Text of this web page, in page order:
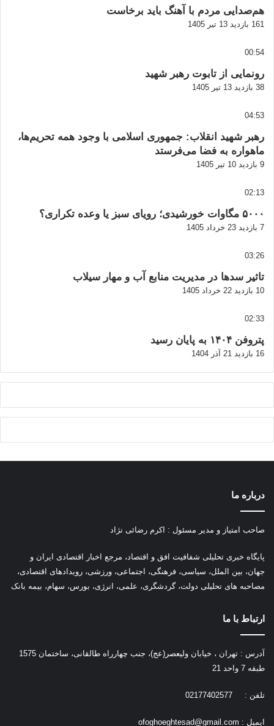
هم‌صدایی مردم با آهنگ باید برخاست
161 بازدید 13 تیر 1405
00:54
رونمایی از تابوت رهبر شهید
38 بازدید 13 تیر 1405
04:53
رهبر شهید انقلاب: جمهوری اسلامی با وجود همه تحریم‌ها،
ماهواره به فضا می‌فرستد
9 بازدید 10 تیر 1405
02:13
۵۰۰۰ مگاوات خورشیدی؛ رویای سبز یا وعده تکراری؟
7 بازدید 23 خرداد 1405
03:26
تاثیر سدها در مدیریت منابع آب و مهار سیلاب
10 بازدید 22 خرداد 1405
02:33
پتروفن ۱۴۰۴ به پایان رسید
16 بازدید 21 آذر 1404
درباره ما
صاحب امتیاز و مدیر مسئول : اکرم رضائی نژاد
پایگاه خبری تحلیلی شفافیت افق و اقتصاد، مرجع اخبار اقتصادی ایران و
جهان، بین الملل، سیاسی، فرهنگی، اجتماعی، ورزشی، رویدادهای اقتصادی،
مصاحبه های تحلیلی دولت، گردشگری، علمی، انرژی، بورس، سهام، بیمه بانک
ارتباط با ما
آدرس : تهران ، خیابان ولیعصر(عج)، جنب چهارراه طالقانی، ساختمان 1575
طبقه 7 واحد 21
تلفن : 02177402577
ایمیل : ofoghoeghtesad@gmail.com